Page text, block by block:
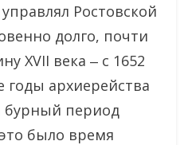
Ростовской
долго, почти
XVII века ‒ с 1652
годы архиерейства
период
было время